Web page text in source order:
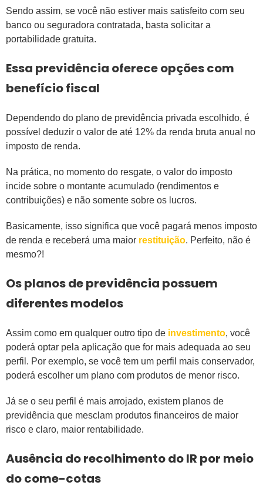
Sendo assim, se você não estiver mais satisfeito com seu
banco ou seguradora contratada, basta solicitar a
portabilidade gratuita.
Essa previdência oferece opções com
benefício fiscal
Dependendo do plano de previdência privada escolhido, é
possível deduzir o valor de até 12% da renda bruta anual no
imposto de renda.
Na prática, no momento do resgate, o valor do imposto
incide sobre o montante acumulado (rendimentos e
contribuições) e não somente sobre os lucros.
Basicamente, isso significa que você pagará menos imposto
de renda e receberá uma maior restituição. Perfeito, não é
mesmo?!
Os planos de previdência possuem
diferentes modelos
Assim como em qualquer outro tipo de investimento, você
poderá optar pela aplicação que for mais adequada ao seu
perfil. Por exemplo, se você tem um perfil mais conservador,
poderá escolher um plano com produtos de menor risco.
Já se o seu perfil é mais arrojado, existem planos de
previdência que mesclam produtos financeiros de maior
risco e claro, maior rentabilidade.
Ausência do recolhimento do IR por meio
do come-cotas